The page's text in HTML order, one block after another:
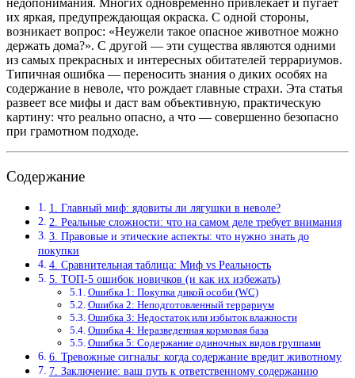
их яркая, предупреждающая окраска. С одной стороны,
возникает вопрос: «Неужели такое опасное животное можно
держать дома?». С другой — эти существа являются одними
из самых прекрасных и интересных обитателей террариумов.
Типичная ошибка — переносить знания о диких особях на
содержание в неволе, что рождает главные страхи. Эта статья
развеет все мифы и даст вам объективную, практическую
картину: что реально опасно, а что — совершенно безопасно
при грамотном подходе.
Содержание
1. Главный миф: ядовиты ли лягушки в неволе?
2. Реальные сложности: что на самом деле требует внимания
3. Правовые и этические аспекты: что нужно знать до
покупки
4. Сравнительная таблица: Миф vs Реальность
5. ТОП-5 ошибок новичков (и как их избежать)
Ошибка 1: Покупка дикой особи (WC)
Ошибка 2: Неподготовленный террариум
Ошибка 3: Недостаток или избыток влажности
Ошибка 4: Неразведенная кормовая база
Ошибка 5: Содержание одиночных видов группами
6. Тревожные сигналы: когда содержание вредит животному
7. Заключение: ваш путь к ответственному содержанию